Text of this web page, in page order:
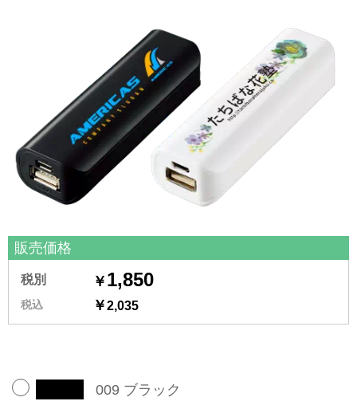
販売価格
税別 ￥ 1,850
税込 ￥2,035
009 ブラック